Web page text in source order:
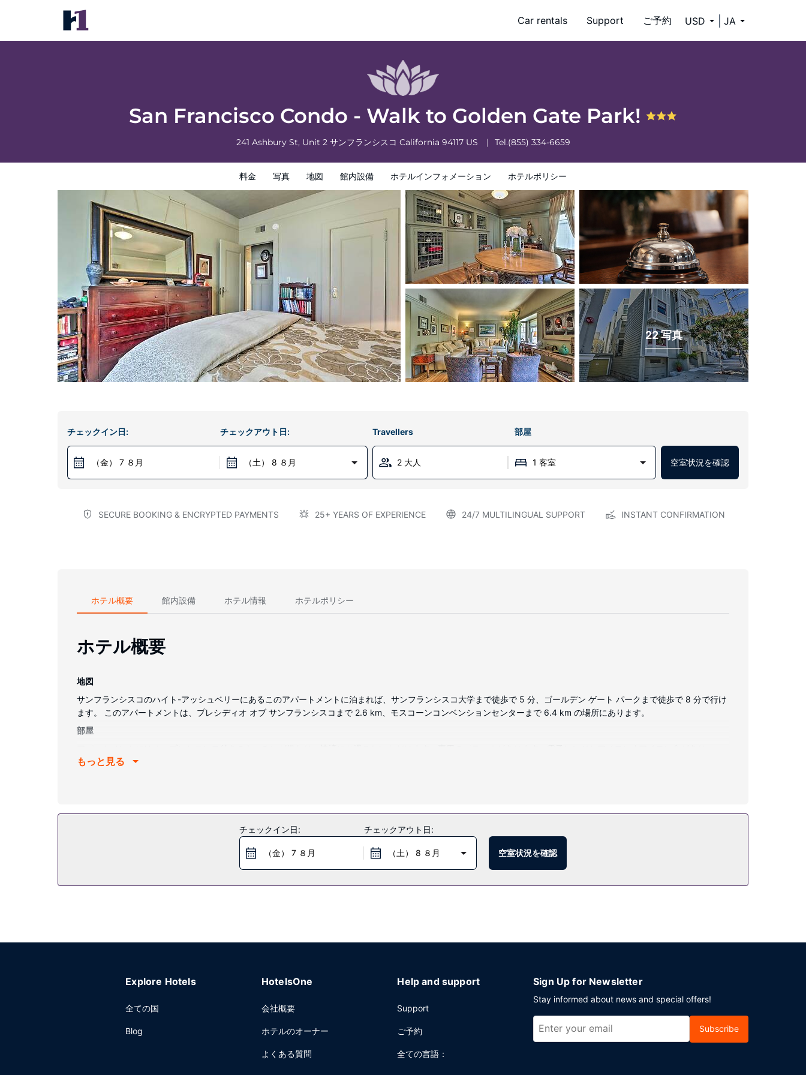
Car rentals Support ご予約 USD JA
San Francisco Condo - Walk to Golden Gate Park!
241 Ashbury St, Unit 2 サンフランシスコ California 94117 US Tel.(855) 334-6659
料金 写真 地図 館内設備 ホテルインフォメーション ホテルポリシー
San Francisco Condo - Walk to Golden Gate Park!
料金 写真
22 写真
チェックイン日:
（金） 7 ８月
チェックアウト日:
（土） 8 ８月
Travellers 部屋
2 大人 1 客室 空室状況を確認
SECURE BOOKING & ENCRYPTED PAYMENTS 25+ YEARS OF EXPERIENCE 24/7 MULTILINGUAL SUPPORT INSTANT CONFIRMATION
ホテル概要 館内設備 ホテル情報 ホテルポリシー
ホテル概要
地図
サンフランシスコのハイト-アッシュベリーにあるこのアパートメントに泊まれば、サンフランシスコ大学まで徒歩で 5 分、ゴールデン ゲート パークまで徒歩で 8 分で行け
ます。 このアパートメントは、プレシディオ オブ サンフランシスコまで 2.6 km、モスコーンコンベンションセンターまで 6.4 km の場所にあります。
部屋
ウスキーピングサービスはリクエストにより提供されます。
もっと見る
チェックイン日:
（金） 7 ８月
チェックアウト日:
（土） 8 ８月 空室状況を確認
Explore Hotels
全ての国
Blog
HotelsOne
会社概要
ホテルのオーナー
よくある質問
Help and support
Support
ご予約
全ての言語：
Sign Up for Newsletter
Stay informed about news and special offers!
Subscribe